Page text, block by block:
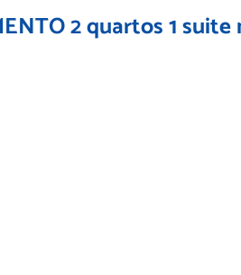
2 quartos 1